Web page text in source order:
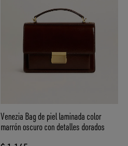
Venezia Bag de piel laminada color
marrón oscuro con detalles dorados